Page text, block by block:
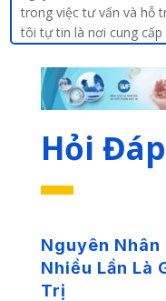
trong việc tư vấn và hỗ
tôi tự tin là nơi cung
Hỏi
Nguyên Nhân
Nhiều Lần Là
Trị